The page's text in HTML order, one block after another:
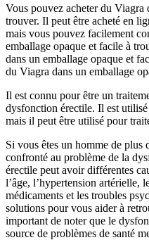
Vous pouvez acheter du Viagra
trouver. Il peut être acheté en
mais vous pouvez facilement
emballage opaque et facile à
dans un emballage opaque et
du Viagra dans un emballage
Il est connu pour être un
dysfonction érectile. Il est
mais il peut être utilisé pour
Si vous êtes un homme de plus
confronté au problème de la
érectile peut avoir différentes
l’âge, l’hypertension artérielle,
médicaments et les troubles
solutions pour vous aider à
important de noter que le
source de problèmes de santé